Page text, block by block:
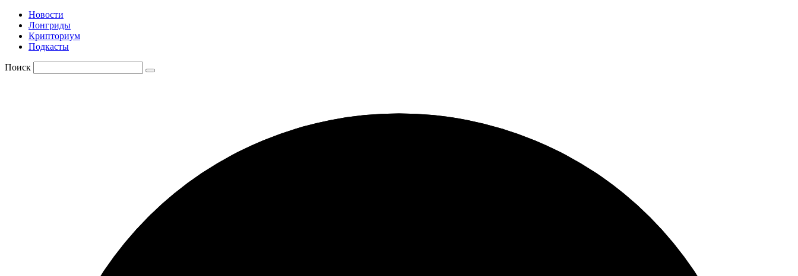
Новости
Лонгриды
Крипториум
Подкасты
Поиск